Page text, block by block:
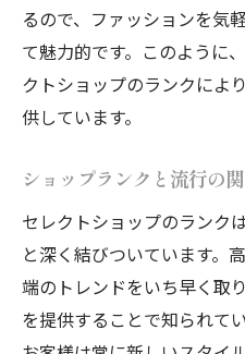
るので、ファッションを気
て魅力的です。このように
クトショップのランクによ
供しています。
ショップランクと流行の
セレクトショップのランク
と深く結びついています。
端のトレンドをいち早く取
を提供することで知られて